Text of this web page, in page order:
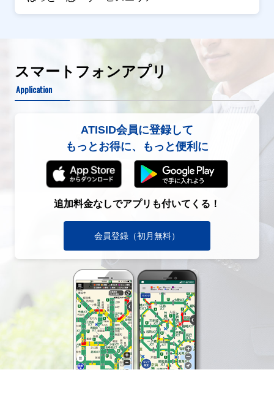
スマートフォンアプリ
Application
ATISID会員に登録して
もっとお得に、もっと便利に
追加料金なしでアプリも付いてくる！
会員登録（初月無料）